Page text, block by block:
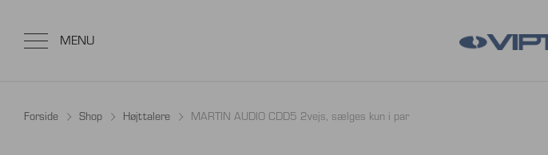
Forside Shop Højttalere MARTIN AUDIO CDD5 2vejs, sælges kun i par